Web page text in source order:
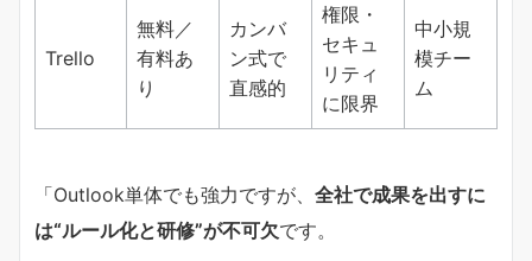
Trello
無料／
有料あ
り
カンバ
ン式で
直感的
権限・
セキュ
リティ
に限界
中小規
模チー
ム
「Outlook単体でも強力ですが、 全社で成果を出すに
は“ルール化と研修”が不可欠です。